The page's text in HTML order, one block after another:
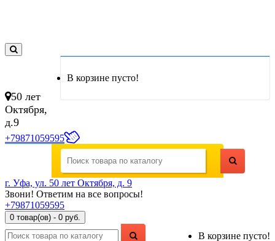
В корзине пусто!
50 лет
Октября,
д.9
+79871059595
г. Уфа, ул. 50 лет Октября, д. 9
Звони! Ответим на все вопросы!
+79871059595
0 товар(ов) - 0 руб.
В корзине пусто!